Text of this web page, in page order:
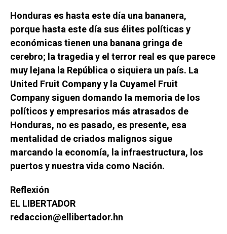
Honduras es hasta este día una bananera,
porque hasta este día sus élites políticas y
económicas tienen una banana gringa de
cerebro; la tragedia y el terror real es que parece
muy lejana la República o siquiera un país. La
United Fruit Company y la Cuyamel Fruit
Company siguen domando la memoria de los
políticos y empresarios más atrasados de
Honduras, no es pasado, es presente, esa
mentalidad de criados malignos sigue
marcando la economía, la infraestructura, los
puertos y nuestra vida como Nación.
Reflexión
EL LIBERTADOR
redaccion@ellibertador.hn